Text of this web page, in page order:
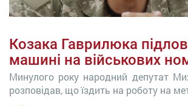
Козака Гаврилюка
машині на військових
Минулого року народний депутат
розповідав, що їздить на роботу на